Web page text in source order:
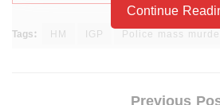
Continue
Tags: HM IGP Police mass
Previous